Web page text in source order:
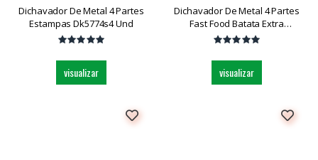
Dichavador De Metal 4 Partes
Estampas Dk5774s4 Und
visualizar
Dichavador De Metal 4 Partes
Fast Food Batata Extra
Grande Dk5910w-4 Und
visualizar